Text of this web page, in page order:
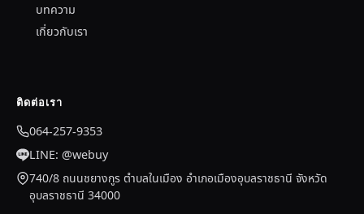
บทความ
เกี่ยวกับเรา
ติดต่อเรา
064-257-9353
LINE: @webuy
740/8 ถนนชยางกูร ตำบลในเมือง อำเภอเมืองอุบลราชธานี จังหวัด
อุบลราชธานี 34000